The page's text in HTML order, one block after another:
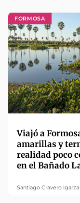
FORMOSA
Viajó a
amarillas y
realidad poco
en el Bañado
Santiago Cravero Igarza